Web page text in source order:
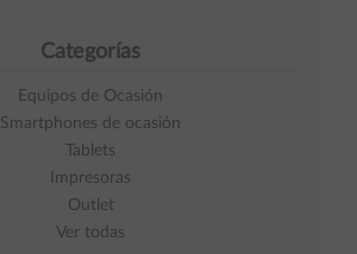
Categorías
Equipos de Ocasión
Smartphones de ocasión
Tablets
Impresoras
Outlet
Ver todas